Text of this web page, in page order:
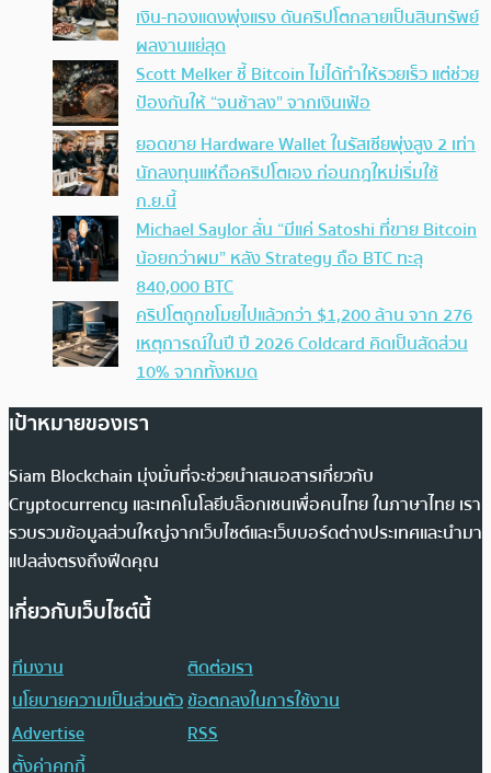
เงิน-ทองแดงพุ่งแรง ดันคริปโตกลายเป็นสินทรัพย์
ผลงานแย่สุด
Scott Melker ชี้ Bitcoin ไม่ได้ทำให้รวยเร็ว แต่ช่วย
ป้องกันให้ “จนช้าลง” จากเงินเฟ้อ
ยอดขาย Hardware Wallet ในรัสเซียพุ่งสูง 2 เท่า
นักลงทุนแห่ถือคริปโตเอง ก่อนกฎใหม่เริ่มใช้
ก.ย.นี้
Michael Saylor ลั่น “มีแค่ Satoshi ที่ขาย Bitcoin
น้อยกว่าผม” หลัง Strategy ถือ BTC ทะลุ
840,000 BTC
คริปโตถูกขโมยไปแล้วกว่า $1,200 ล้าน จาก 276
เหตุการณ์ในปี ปี 2026 Coldcard คิดเป็นสัดส่วน
10% จากทั้งหมด
เป้าหมายของเรา
Siam Blockchain มุ่งมั่นที่จะช่วยนำเสนอสารเกี่ยวกับ
Cryptocurrency และเทคโนโลยีบล็อกเชนเพื่อคนไทย ในภาษาไทย เรา
รวบรวมข้อมูลส่วนใหญ่จากเว็บไซต์และเว็บบอร์ดต่างประเทศและนำมา
แปลส่งตรงถึงฟีดคุณ
เกี่ยวกับเว็บไซต์นี้
ทีมงาน
ติดต่อเรา
นโยบายความเป็นส่วนตัวข้อตกลงในการใช้งาน
Advertise
RSS
ตั้งค่าคุกกี้